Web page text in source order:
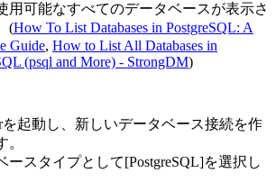
用可能なすべてのデータベースが表示さ
(How To List Databases in PostgreSQL: A
Guide, How to List All Databases in
(psql and More) - StrongDM)
を起動し、新しいデータベース接続を作
。
ースタイプとして[PostgreSQL]を選択し